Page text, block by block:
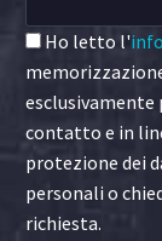
Ho letto l'
contatto e in
protezione dei
personali o
richiesta.